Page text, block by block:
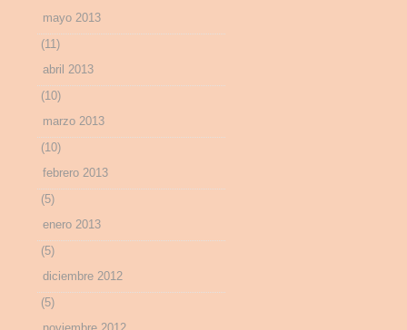
mayo 2013
(11)
abril 2013
(10)
marzo 2013
(10)
febrero 2013
(5)
enero 2013
(5)
diciembre 2012
(5)